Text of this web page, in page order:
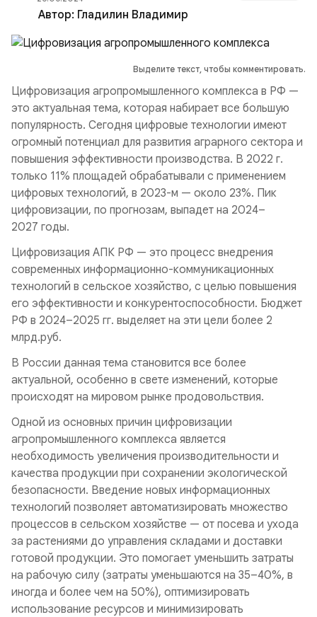
Автор: Гладилин Владимир
Выделите текст, чтобы комментировать.
Цифровизация агропромышленного комплекса в РФ —
это актуальная тема, которая набирает все большую
популярность. Сегодня цифровые технологии имеют
огромный потенциал для развития аграрного сектора и
повышения эффективности производства. В 2022 г.
только 11% площадей обрабатывали с применением
цифровых технологий, в 2023-м — около 23%. Пик
цифровизации, по прогнозам, выпадет на 2024–
2027 годы.
Цифровизация АПК РФ — это процесс внедрения
современных информационно-коммуникационных
технологий в сельское хозяйство, с целью повышения
его эффективности и конкурентоспособности. Бюджет
РФ в 2024–2025 гг. выделяет на эти цели более 2
млрд.руб.
В России данная тема становится все более
актуальной, особенно в свете изменений, которые
происходят на мировом рынке продовольствия.
Одной из основных причин цифровизации
агропромышленного комплекса является
необходимость увеличения производительности и
качества продукции при сохранении экологической
безопасности. Введение новых информационных
технологий позволяет автоматизировать множество
процессов в сельском хозяйстве — от посева и ухода
за растениями до управления складами и доставки
готовой продукции. Это помогает уменьшить затраты
на рабочую силу (затраты уменьшаются на 35–40%, в
иногда и более чем на 50%), оптимизировать
использование ресурсов и минимизировать